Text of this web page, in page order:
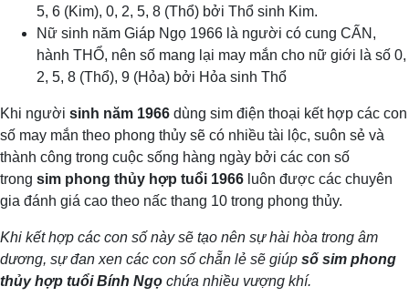
5, 6 (Kim), 0, 2, 5, 8 (Thổ) bởi Thổ sinh Kim.
Nữ sinh năm Giáp Ngọ 1966 là người có cung CẤN,
hành THỔ, nên số mang lại may mắn cho nữ giới là số 0,
2, 5, 8 (Thổ), 9 (Hỏa) bởi Hỏa sinh Thổ
Khi người sinh năm 1966 dùng sim điện thoại kết hợp các con
số may mắn theo phong thủy sẽ có nhiều tài lộc, suôn sẻ và
thành công trong cuộc sống hàng ngày bởi các con số
trong sim phong thủy hợp tuổi 1966 luôn được các chuyên
gia đánh giá cao theo nấc thang 10 trong phong thủy.
Khi kết hợp các con số này sẽ tạo nên sự hài hòa trong âm
dương, sự đan xen các con số chẵn lẻ sẽ giúp số sim phong
thủy hợp tuổi Bính Ngọ chứa nhiều vượng khí.